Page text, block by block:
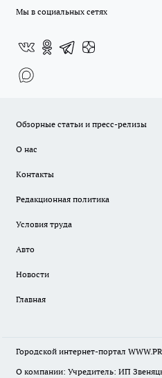
Мы в социальных сетях
Обзорные статьи и пресс-релизы
О нас
Контакты
Редакционная политика
Условия труда
Авто
Новости
Главная
Городской интернет-портал
О компании: Учредитель: ИП